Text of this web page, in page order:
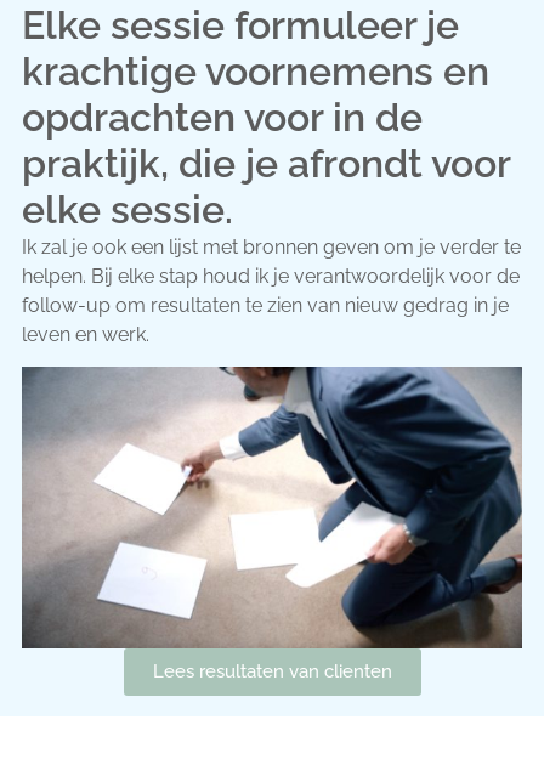
Elke sessie formuleer je
krachtige voornemens en
opdrachten voor in de
praktijk, die je afrondt voor
elke sessie.
Ik zal je ook een lijst met bronnen geven om je verder te
helpen. Bij elke stap houd ik je verantwoordelijk voor de
follow-up om resultaten te zien van nieuw gedrag in je
leven en werk.
Lees resultaten van clienten